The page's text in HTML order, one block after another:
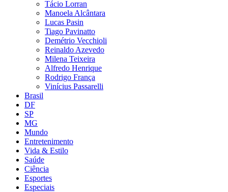
Tácio Lorran
Manoela Alcântara
Lucas Pasin
Tiago Pavinatto
Demétrio Vecchioli
Reinaldo Azevedo
Milena Teixeira
Alfredo Henrique
Rodrigo França
Vinícius Passarelli
Brasil
DF
SP
MG
Mundo
Entretenimento
Vida & Estilo
Saúde
Ciência
Esportes
Especiais